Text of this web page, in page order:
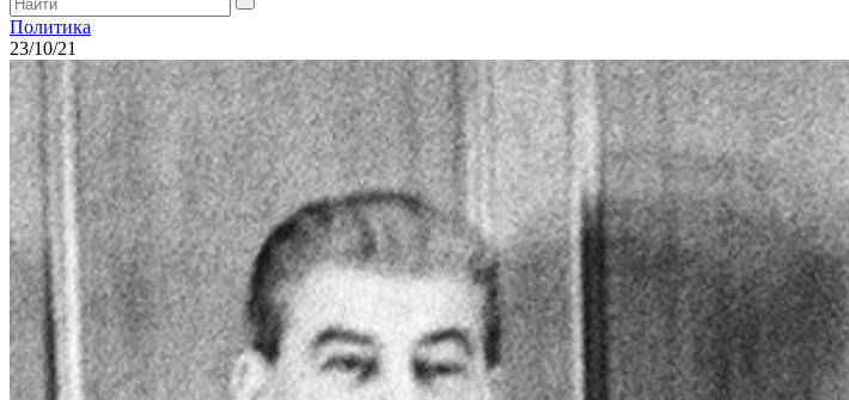
Политика
23/10/21